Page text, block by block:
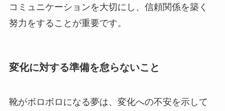
コミュニケーションを大切にし、信頼関係を築く
努力をすることが重要です。
変化に対する準備を怠らないこと
靴がボロボロになる夢は、変化への不安を示して